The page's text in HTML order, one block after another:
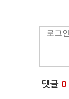
댓글 0